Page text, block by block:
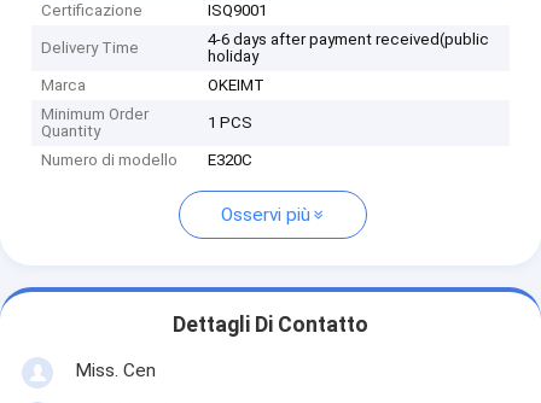
Certificazione
ISQ9001
Delivery Time
4-6 days after payment received(public
holiday
Marca
OKEIMT
Minimum Order
Quantity
1 PCS
Numero di modello E320C
Osservi più
Dettagli Di Contatto
Miss. Cen